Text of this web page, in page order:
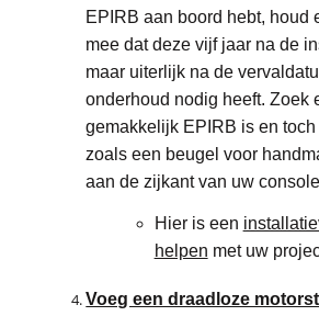
EPIRB aan boord hebt, houd
mee dat deze vijf jaar na de
maar uiterlijk na de
onderhoud nodig heeft. Zoek
gemakkelijk EPIRB is en
zoals een beugel voor
aan de zijkant van uw
Hier is een
helpen met uw
Voeg een draadloze